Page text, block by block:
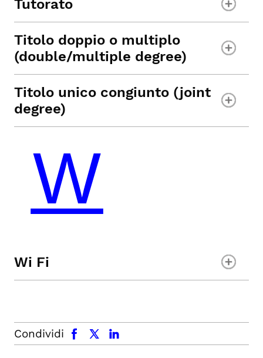
Tutorato
Titolo doppio o multiplo
(double/multiple degree)
Titolo unico congiunto (joint
degree)
Wi Fi
Condividi
facebook x.com linkedin